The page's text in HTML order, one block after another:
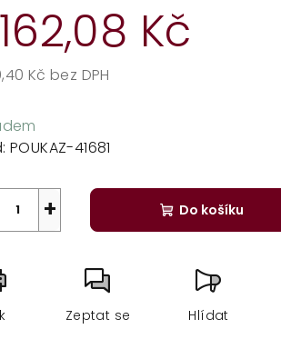
Kč
Kč bez DPH
POUKAZ-41681
+ Do košíku
Zeptat se Hlídat